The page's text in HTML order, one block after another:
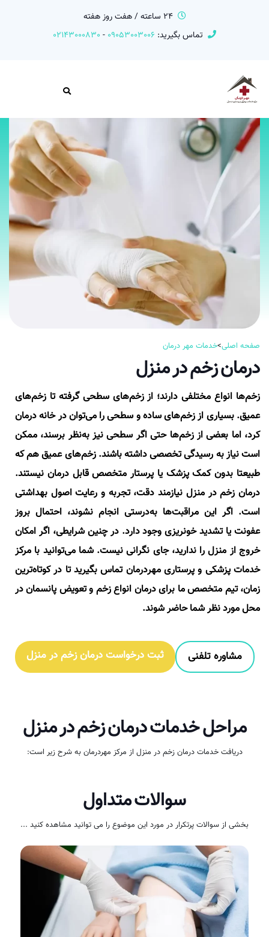
24 ساعته / هفت روز هفته
تماس بگیرید: 09053003006
-
02143000830
صفحه اصلی>خدمات مهر درمان
درمان زخم در منزل
زخم‌ها انواع مختلفی دارند؛ از زخم‌های سطحی گرفته تا زخم‌های
عمیق. بسیاری از زخم‌های ساده و سطحی را می‌توان در خانه درمان
کرد، اما بعضی از زخم‌ها حتی اگر سطحی نیز به‌نظر برسند، ممکن
است نیاز به رسیدگی تخصصی داشته باشند. زخم‌های عمیق هم که
طبیعتا بدون کمک پزشک یا پرستار متخصص قابل درمان نیستند.
درمان زخم در منزل نیازمند دقت، تجربه و رعایت اصول بهداشتی
است. اگر این مراقبت‌ها به‌درستی انجام نشوند، احتمال بروز
عفونت یا تشدید خونریزی وجود دارد. در چنین شرایطی، اگر امکان
خروج از منزل را ندارید، جای نگرانی نیست. شما می‌توانید با مرکز
خدمات پزشکی و پرستاری مهردرمان تماس بگیرید تا در کوتاه‌ترین
زمان، تیم متخصص ما برای درمان انواع زخم و تعویض پانسمان در
محل مورد نظر شما حاضر شوند.
مشاوره تلفنی ثبت درخواست درمان زخم در منزل
مراحل خدمات درمان زخم در منزل
دریافت خدمات درمان زخم در منزل از مرکز مهردرمان به شرح زیر است:
سوالات متداول
بخشی از سوالات پرتکرار در مورد این موضوع را می توانید مشاهده کنید ...